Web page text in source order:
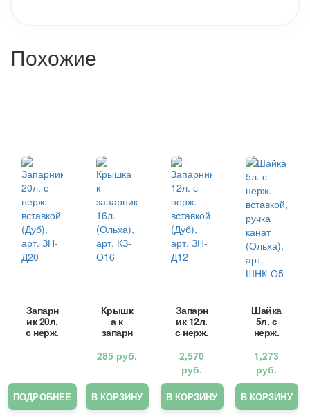
Похожие
Запарн
ик 20л.
с нерж.
вставк
ЗН-Д20
ПОДРОБНЕЕ
Крышк
а к
запарн
ику
16л.
(Ольха
КЗ-О16
285 руб.
В КОРЗИНУ
Запарн
ик 12л.
с нерж.
вставк
ой
(Дуб),
арт.
ЗН-Д12
2,570
руб.
В КОРЗИНУ
Шайка
5л. с
нерж.
вставк
ой,
ручка
канат
(Ольха
), арт.
ШНК-
1,273
руб.
В КОРЗИНУ